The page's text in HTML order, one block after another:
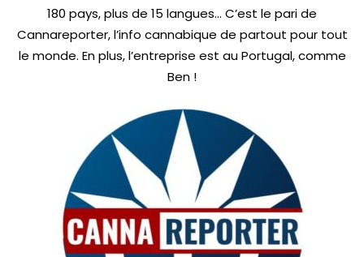
180 pays, plus de 15 langues… C’est le pari de
Cannareporter, l’info cannabique de partout pour tout
le monde. En plus, l’entreprise est au Portugal, comme
Ben !